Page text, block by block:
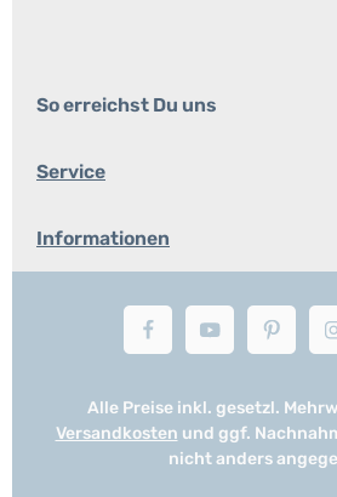
So erreichst Du uns
Service
Informationen
Alle Preise inkl. gesetzl.
Versandkosten und ggf.
nicht anders